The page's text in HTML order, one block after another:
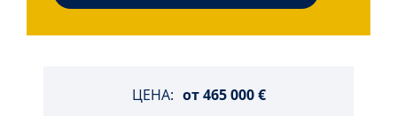
ЦЕНА: от465 000 €